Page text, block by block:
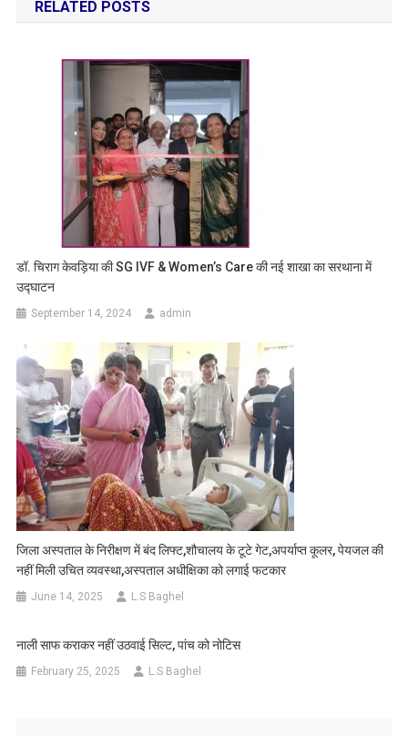
RELATED POSTS
डॉ. चिराग केवड़िया की SG IVF & Women’s Care की नई शाखा का सरथाना में
उद्घाटन
September 14, 2024 admin
जिला अस्पताल के निरीक्षण में बंद लिफ्ट,शौचालय के टूटे गेट,अपर्याप्त कूलर, पेयजल की
नहीं मिली उचित व्यवस्था,अस्पताल अधीक्षिका को लगाई फटकार
June 14, 2025 L.S Baghel
नाली साफ कराकर नहीं उठवाई सिल्ट, पांच को नोटिस
February 25, 2025 L.S Baghel